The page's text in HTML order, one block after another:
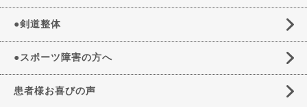
●剣道整体
●スポーツ障害の方へ
患者様お喜びの声